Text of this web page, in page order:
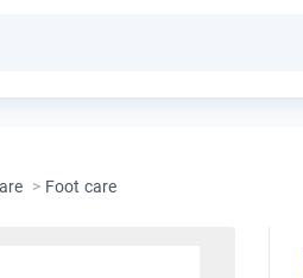
> Foot care